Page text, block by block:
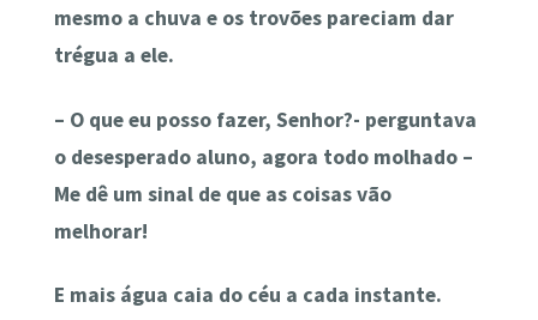
mesmo a chuva e os trovões pareciam dar
trégua a ele.
– O que eu posso fazer, Senhor?- perguntava
o desesperado aluno, agora todo molhado –
Me dê um sinal de que as coisas vão
melhorar!
E mais água caia do céu a cada instante.